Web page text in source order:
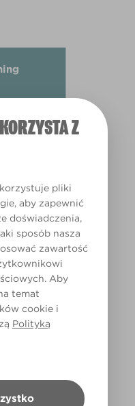
Z
pliki
aby zapewnić
doświadczenia,
sposób nasza
zawartość
Aby
temat
cookie i
Polityką